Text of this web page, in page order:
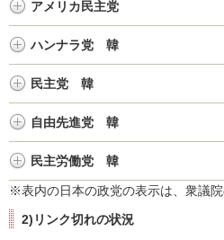
アメリカ民主党
ハンナラ党 韓
民主党 韓
自由先進党 韓
民主労働党 韓
※表内の日本の政党の表示は、衆議院
2)リンク切れの状況